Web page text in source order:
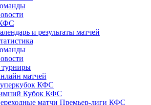
и результаты матчей
турниры
матчей
КФС
Кубок КФС
матчи Премьер-лиги КФС